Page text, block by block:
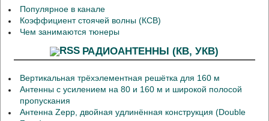
Популярное в канале
Коэффициент стоячей волны (КСВ)
Чем занимаются тюнеры
РАДИОАНТЕННЫ (КВ, УКВ)
Вертикальная трёхэлементная решётка для 160 м
Антенны с усилением на 80 и 160 м и широкой полосой
пропускания
Антенна Zepp, двойная удлинённая конструкция (Double